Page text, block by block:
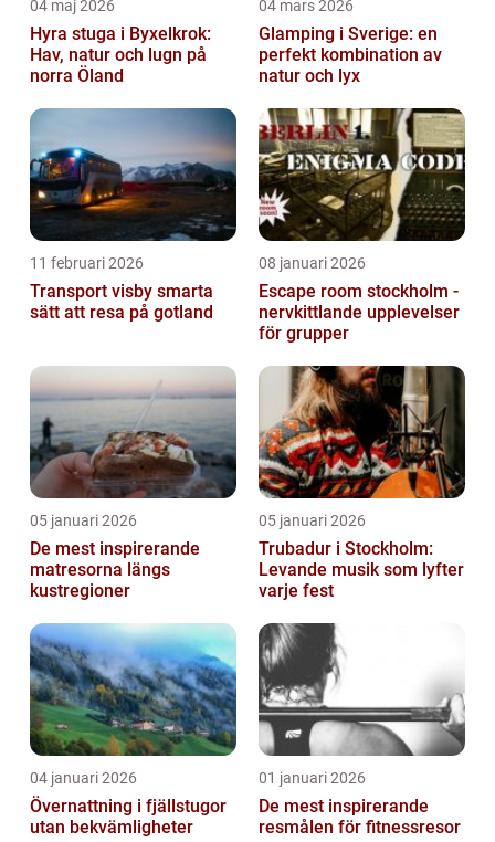
04 maj 2026
Hyra stuga i Byxelkrok:
Hav, natur och lugn på
norra Öland
04 mars 2026
Glamping i Sverige: en
perfekt kombination av
natur och lyx
11 februari 2026
Transport visby smarta
sätt att resa på gotland
08 januari 2026
Escape room stockholm -
nervkittlande upplevelser
för grupper
05 januari 2026
De mest inspirerande
matresorna längs
kustregioner
05 januari 2026
Trubadur i Stockholm:
Levande musik som lyfter
varje fest
04 januari 2026
Övernattning i fjällstugor
utan bekvämligheter
01 januari 2026
De mest inspirerande
resmålen för fitnessresor